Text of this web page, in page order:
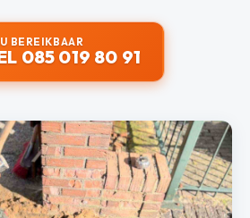
BEREIKBAAR
085 019 80 91